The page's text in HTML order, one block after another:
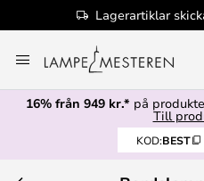
100+
till
innehållet
16% från 949 kr.* på
Till
KOD:BEST